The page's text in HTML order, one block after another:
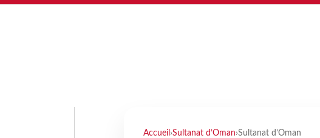
Accueil ›Sultanat d’Oman›Sultanat d’Oman